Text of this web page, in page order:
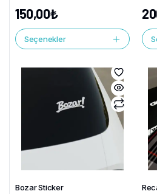
150,00₺
Seçenekler
Bozar Sticker